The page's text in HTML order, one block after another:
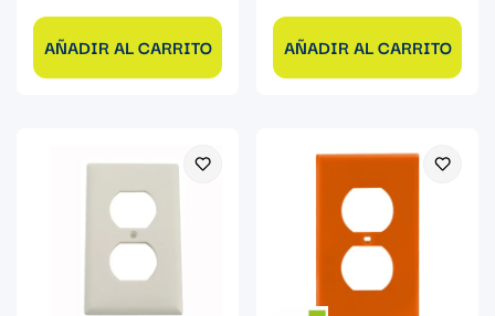
AÑADIR AL CARRITO AÑADIR AL CARRITO